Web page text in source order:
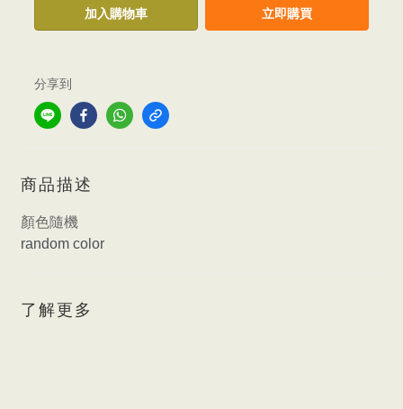
加入購物車 立即購買
分享到
商品描述
顏色隨機
random color
了解更多